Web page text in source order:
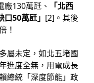
廠130萬瓩、
「北西
50萬瓩」 [2]。其後
！
屬未定，如北五堵國
進度全無，用電成長
總統「深度節能」政